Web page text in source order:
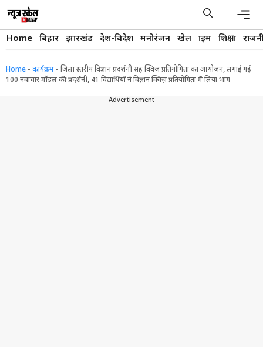
content
Home बिहार झारखंड देश-विदेश मनोरंजन खेल क्राइम शिक्षा
Home - कार्यक्रम - जिला स्तरीय विज्ञान प्रदर्शनी सह क्विज़ प्रतियोगिता का आयोजन, लगाई गई
100 नवाचार मॉडल की प्रदर्शनी, 41 विद्यार्थियों ने विज्ञान क्विज़ प्रतियोगिता में लिया भाग
---Advertisement---